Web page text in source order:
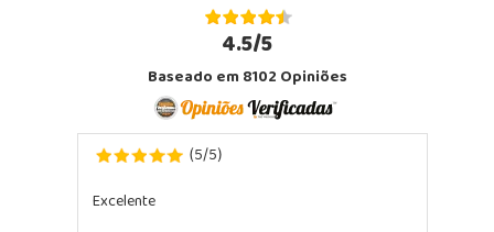
4.5/5
Baseado em 8102 Opiniões
(5/5)
Excelente